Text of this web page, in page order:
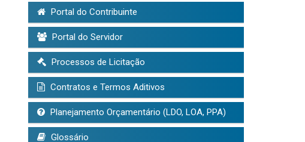
Portal do Contribuinte
Portal do Servidor
Processos de Licitação
Contratos e Termos Aditivos
Planejamento Orçamentário (LDO, LOA, PPA)
Glossário